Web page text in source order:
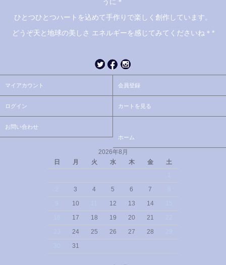
うに＊
ひとつひとつハートを込めて手作りで楽しく創作しています。
どうぞ天と地球の美しさ エネルギーを感じてみてくださいね＊*
マイアカウント 会員登録
ログイン カートを見る
お問い合わせ
ホーム
2026年8月
日
月 火 水 木 金
土
3 4 5 6 7
10 12 13 14
17 18 19 20 21
24 25 26 27 28
31